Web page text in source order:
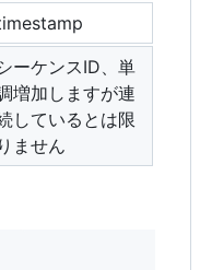
ーケンスID、単
増加しますが連
しているとは限
りません